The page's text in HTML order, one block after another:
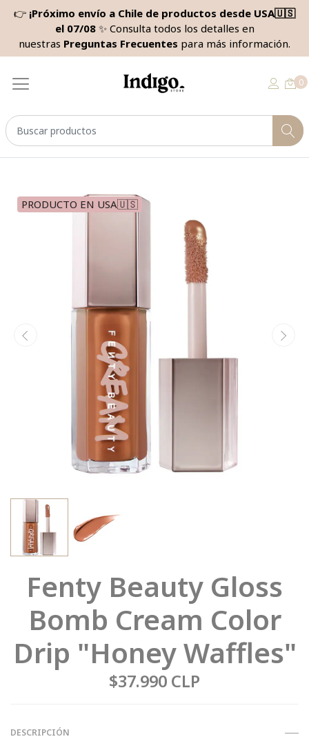
👉 ¡Próximo envío a Chile de productos desde USA🇺🇸
el 07/08✨ Consulta todos los detalles en
nuestras Preguntas Frecuentes para más información.
0
PRODUCTO EN USA🇺🇸
Fenty Beauty Gloss
Bomb Cream Color
Drip "Honey Waffles"
$37.990 CLP
DESCRIPCIÓN